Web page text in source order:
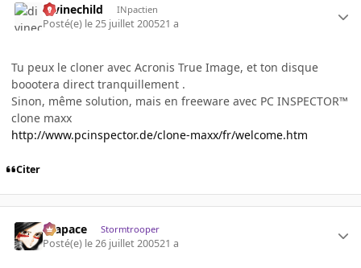
divinechild INpactien
Posté(e) le 25 juillet 200521 a
Tu peux le cloner avec Acronis True Image, et ton disque
boootera direct tranquillement .
Sinon, même solution, mais en freeware avec PC INSPECTOR™
clone maxx
http://www.pcinspector.de/clone-maxx/fr/welcome.htm
Citer
Krapace Stormtrooper
Posté(e) le 26 juillet 200521 a